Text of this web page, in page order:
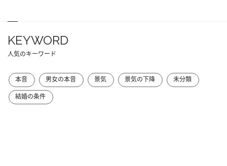
KEYWORD
人気のキーワード
本音 男女の本音 景気 景気の下降
未分類
結婚の条件